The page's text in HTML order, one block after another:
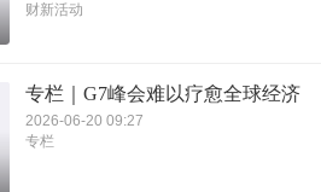
财新活动
专栏｜G7峰会难以疗愈全球经济
2026-06-20 09:27
专栏